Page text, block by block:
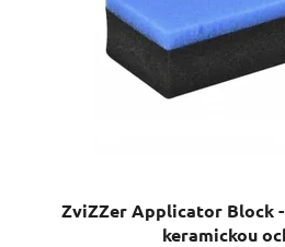
ZviZZer Applicator Block
keramickou